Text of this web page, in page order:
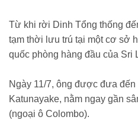
Từ khi rời Dinh Tổng thống
tạm thời lưu trú tại một cơ sở
quốc phòng hàng đầu của Sri
Ngày 11/7, ông được đưa
Katunayake, nằm ngay gần
(ngoại ô Colombo).